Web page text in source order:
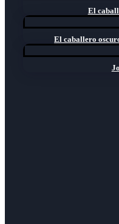
El
El caballero